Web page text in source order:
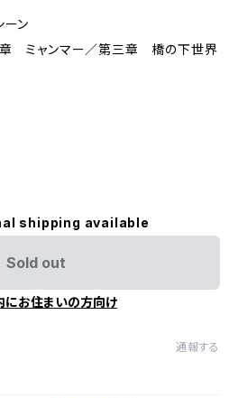
ン
ミャンマー／第三章 橋の下世界
shipping available
Sold out
にお住まいの方向け
通報する